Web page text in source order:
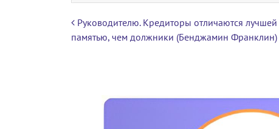
Навигация по записям
Руководителю. Кредиторы отличаются лучшей
памятью, чем должники (Бенджамин Франклин)